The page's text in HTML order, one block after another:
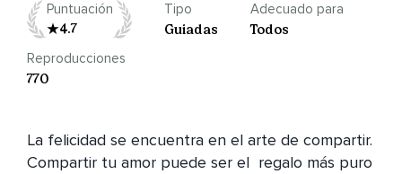
Puntuación
4.7
Tipo
Guiadas
Adecuado para
Todos
Reproducciones
770
La felicidad se encuentra en el arte de compartir.
Compartir tu amor puede ser el  regalo más puro